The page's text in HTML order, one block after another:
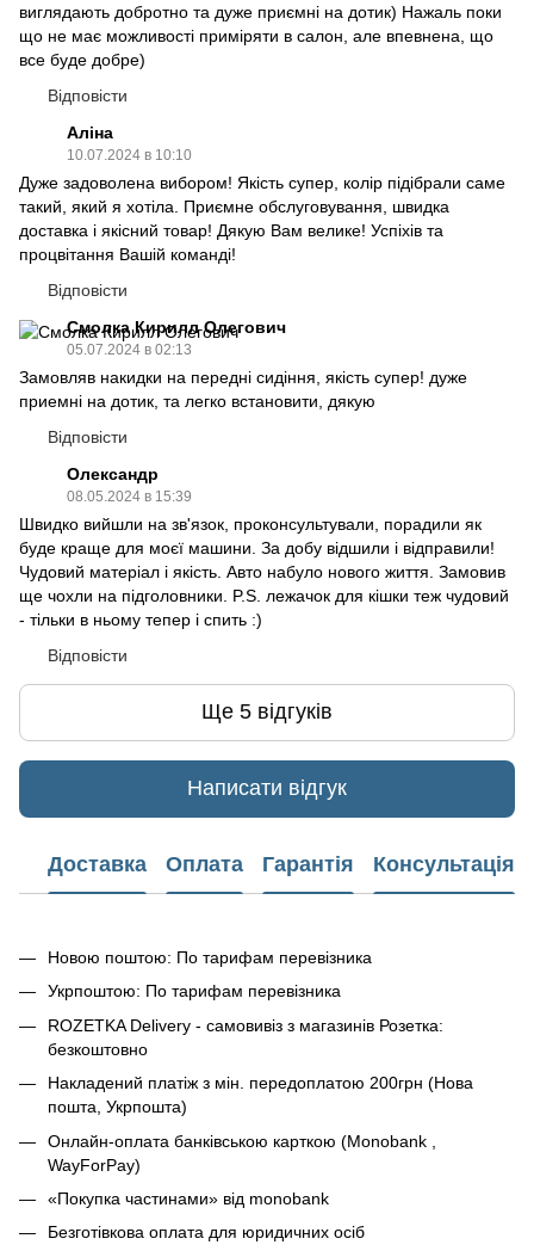
виглядають добротно та дуже приємні на дотик) Нажаль поки
що не має можливості приміряти в салон, але впевнена, що
все буде добре)
Відповісти
Аліна
10.07.2024 в 10:10
Дуже задоволена вибором! Якість супер, колір підібрали саме
такий, який я хотіла. Приємне обслуговування, швидка
доставка і якісний товар! Дякую Вам велике! Успіхів та
процвітання Вашій команді!
Відповісти
Смолка Кирилл Олегович
05.07.2024 в 02:13
Замовляв накидки на передні сидіння, якість супер! дуже
приемні на дотик, та легко встановити, дякую
Відповісти
Олександр
08.05.2024 в 15:39
Швидко вийшли на зв'язок, проконсультували, порадили як
буде краще для моєї машини. За добу відшили і відправили!
Чудовий матеріал і якість. Авто набуло нового життя. Замовив
ще чохли на підголовники. P.S. лежачок для кішки теж чудовий
- тільки в ньому тепер і спить :)
Відповісти
Ще 5 відгуків
Написати відгук
Доставка Оплата Гарантія Консультація
Новою поштою: По тарифам перевізника
Укрпоштою: По тарифам перевізника
ROZETKA Delivery - самовивіз з магазинів Розетка:
безкоштовно
Накладений платіж з мін. передоплатою 200грн (Нова
пошта, Укрпошта)
Онлайн-оплата банківською карткою (Monobank ,
WayForPay)
«Покупка частинами» від monobank
Безготівкова оплата для юридичних осіб